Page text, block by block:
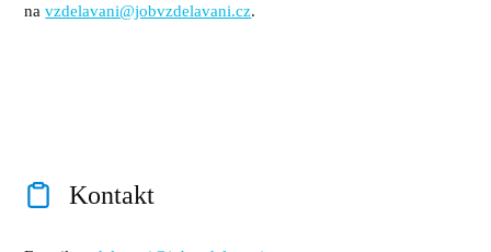
navzdelavani@jobvzdelavani.cz.
Kontakt